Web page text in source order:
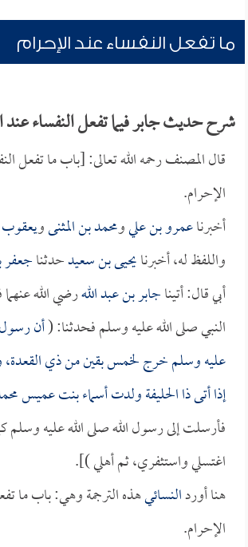
ما تفعل النفساء عند الإحرام
شرح حديث جابر فيما تفعل النفساء عند
قال المصنف رحمه الله تعالى: [باب ما تفعل
الإحرام.
أخبرناعمرو بن عليومحمد بن المثنىويعقوب
واللفظ له، أخبرنايحيى بن سعيدحدثناجعفر
أبي قال: أتيناجابر بن عبد اللهرضي الله
النبي صلى الله عليه وسلم فحدثنا: (أن رسول
عليه وسلم خرج لخمس بقين من ذي
إذا أتى ذا الحليفة ولدتأسماء بنت عميس
فأرسلت إلى رسول الله صلى الله عليه
اغتسلي واستثفري، ثم أهلي )].
هنا أوردالنسائيهذه الترجمة وهي: باب ما
الإحرام.